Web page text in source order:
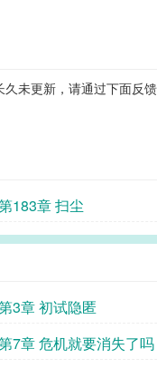
未更新，请通过下面反
183章 扫尘
3章 初试隐匿
7章 危机就要消失了吗